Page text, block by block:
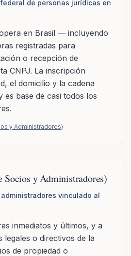
de personas jurídicas en
en Brasil — incluyendo
registradas para
o recepción de
CNPJ. La inscripción
el domicilio y la cadena
es base de casi todos los
y Administradores)
Socios y Administradores)
vinculado al
inmediatos y últimos, y a
legales o directivos de la
de propiedad o